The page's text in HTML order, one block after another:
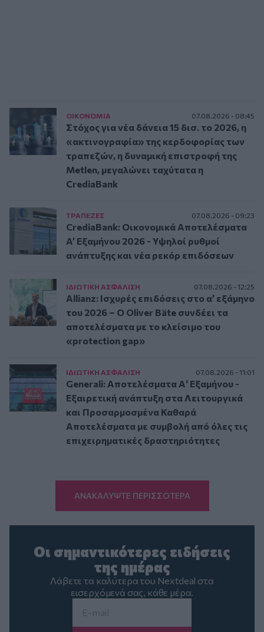
ΟΙΚΟΝΟΜΙΑ 07.08.2026 - 08:45
Στόχος για νέα δάνεια 15 δισ. το 2026, η
«ακτινογραφία» της κερδοφορίας των
τραπεζών, η δυναμική επιστροφή της
Metlen, μεγαλώνει ταχύτατα η
CrediaBank
ΤΡAΠΕΖΕΣ 07.08.2026 - 09:23
CrediaBank: Οικονομικά Αποτελέσματα
A’ Εξαμήνου 2026 - Υψηλοί ρυθμοί
ανάπτυξης και νέα ρεκόρ επιδόσεων
ΙΔΙΩΤΙΚΗ ΑΣΦAΛΙΣΗ 07.08.2026 - 12:25
Allianz: Ισχυρές επιδόσεις στο α’ εξάμηνο
του 2026 – Ο Oliver Bäte συνδέει τα
αποτελέσματα με το κλείσιμο του
«protection gap»
ΙΔΙΩΤΙΚΗ ΑΣΦAΛΙΣΗ 07.08.2026 - 11:01
Generali: Αποτελέσματα Α' Εξαμήνου -
Εξαιρετική ανάπτυξη στα Λειτουργικά
και Προσαρμοσμένα Καθαρά
Αποτελέσματα με συμβολή από όλες τις
επιχειρηματικές δραστηριότητες
ΑΝΑΚΑΛΥΨΤΕ ΠΕΡΙΣΣΟΤΕΡΑ
Οι σημαντικότερες ειδήσεις
της ημέρας
Λάβετε τα καλύτερα του Nextdeal στα
εισερχόμενά σας, κάθε μέρα.